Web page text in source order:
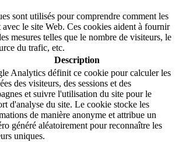
sont utilisés pour comprendre comment les
avec le site Web. Ces cookies aident à fournir
mesures telles que le nombre de visiteurs, le
du trafic, etc.
Description
Analytics définit ce cookie pour calculer les
des visiteurs, des sessions et des
et suivre l'utilisation du site pour le
d'analyse du site. Le cookie stocke les
de manière anonyme et attribue un
généré aléatoirement pour reconnaître les
uniques.